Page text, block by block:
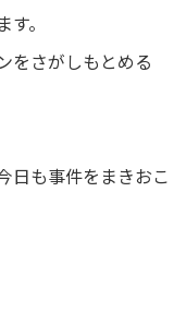
。
をさがしもとめる
日も事件をまきおこ